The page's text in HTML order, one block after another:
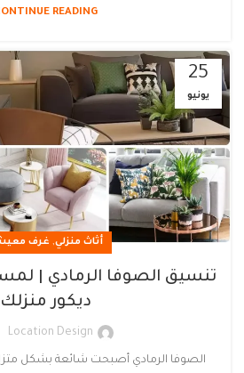
READING
25
يونيو
أثاث منزلي, غرف
تنسيق الصوفا الرمادي |
ديكور منزلك
Location Design
الصوفا الرمادي أصبحت شائعة بشكل